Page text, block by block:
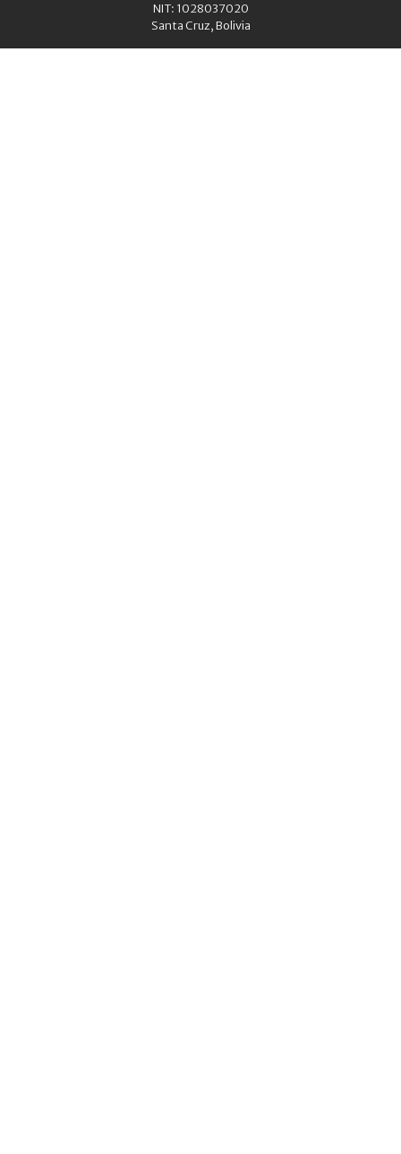
NIT: 1028037020
Santa Cruz, Bolivia